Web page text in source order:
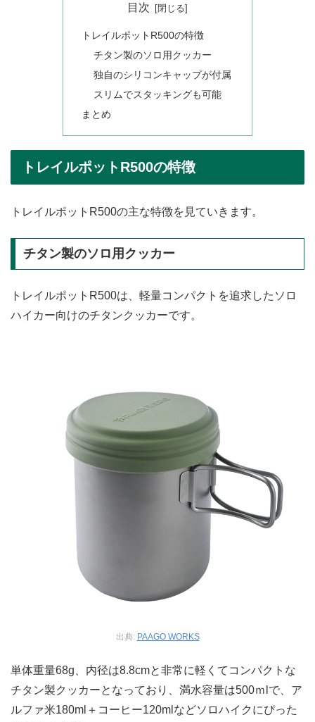
目次
トレイルポットR500の特徴
チタン製のソロ用クッカー
独自のシリコンキャップが付属
スリムでスタッキングも可能
まとめ
トレイルポットR500の特徴
トレイルポットR500の主な特徴を見ていきます。
チタン製のソロ用クッカー
トレイルポットR500は、軽量コンパクトを追求したソロ
ハイカー向けのチタンクッカーです。
出典: PAAGO WORKS
単体重量68g、内径は8.8cmと非常に軽くてコンパクトな
チタン製クッカーとなっており、満水容量は500ｍlで、ア
ルファ米180ml＋コーヒー120mlなどソロハイクにぴった